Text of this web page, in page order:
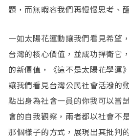
題，而無暇容我們再慢慢思考、
一如太陽花運動讓我們看見希望
台灣的核心價值，並成功捍衛它
的新價值，《這不是太陽花學運
讓我們看見台灣公民社會活潑的
點出身為社會一員的你我可以嘗
會的自我觀察，兩者都以社會不
那個樣子的方式，展現出其批判